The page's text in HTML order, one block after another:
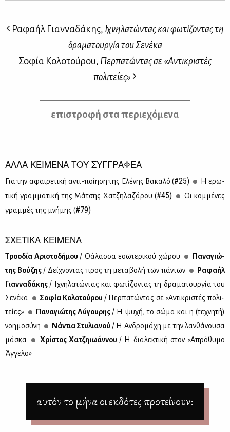
Ραφαήλ Γιανναδάκης, Ιχνηλατώντας και φωτίζοντας τη
δραματουργία του Σενέκα
Σοφία Κολοτούρου, Περπατώντας σε «Αντικριστές
πολιτείες»
επιστροφή στα περιεχόμενα
ΑΛΛΑ ΚΕΙΜΕΝΑ ΤΟΥ ΣΥΓΓΡΑΦΕΑ
Για την αφαι­ρε­τι­κή αντι-ποί­η­ση της Ελέ­νης Βα­κα­λό (#25)
Η ερω­
τι­κή γραμ­μα­τι­κή της Μά­τσης Χα­τζη­λα­ζά­ρου (#45)
Οι κομ­μέ­νες
γραμ­μές της μνή­μης (#79)
ΣΧΕΤΙΚΑ ΚΕΙΜΕΝΑ
Τρο­ο­δία Αρι­στο­δή­μου / Θά­λασ­σα εσω­τε­ρι­κού χώ­ρου
Πα­να­γιώ­
της Βού­ζης / Δεί­χνο­ντας προς τη με­τα­βο­λή των πά­ντων
Ρα­φα­ήλ
Γιαν­να­δά­κης / Ιχνη­λα­τώ­ντας και φω­τί­ζο­ντας τη δρα­μα­τουρ­γία του
Σε­νέ­κα
Σο­φία Κο­λο­τού­ρου / Περ­πα­τώ­ντας σε «Αντι­κρι­στές πο­λι­
τεί­ες»
Πα­να­γιώ­της Λύ­γου­ρης / Η ψυ­χή, το σώ­μα και η (τε­χνη­τή)
νοη­μο­σύ­νη
Νά­ντια Στυ­λια­νού / Η Αν­δρο­μά­χη με την λαν­θά­νου­σα
μά­σκα
Χρί­στος Χα­τζη­ιω­άν­νου / Η δια­λε­κτι­κή στον «Απρό­θυ­μο
Άγ­γε­λο»
αυτόν το μήνα οι εκδότες προτείνουν: